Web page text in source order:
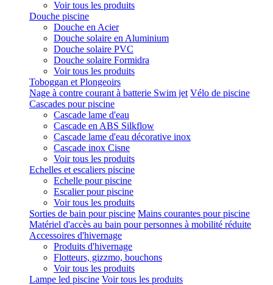
Voir tous les produits
Douche piscine
Douche en Acier
Douche solaire en Aluminium
Douche solaire PVC
Douche solaire Formidra
Voir tous les produits
Toboggan et Plongeoirs
Nage à contre courant à batterie Swim jet Vélo de piscine
Cascades pour piscine
Cascade lame d'eau
Cascade en ABS Silkflow
Cascade lame d'eau décorative inox
Cascade inox Cisne
Voir tous les produits
Echelles et escaliers piscine
Echelle pour piscine
Escalier pour piscine
Voir tous les produits
Sorties de bain pour piscine Mains courantes pour piscine
Matériel d'accès au bain pour personnes à mobilité réduite
Accessoires d'hivernage
Produits d'hivernage
Flotteurs, gizzmo, bouchons
Voir tous les produits
Lampe led piscine Voir tous les produits